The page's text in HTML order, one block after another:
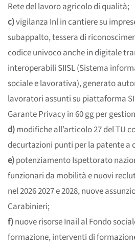
Rete del lavoro agricolo di qualità;
c)vigilanza Inl in cantiere su
subappalto, tessera di
codice univoco anche in digitale
interoperabili SIISL (Sistema
sociale e lavorativa), generato
lavoratori assunti su piattaforma
Garante Privacy in 60 gg per
d)modifiche all’articolo 27 del TU
decurtazioni punti per la patente a
e)potenziamento Ispettorato
funzionari da mobilità e nuovi
nel 2026 2027 e 2028, nuove
Carabinieri;
f)nuove risorse Inail al Fondo
formazione, interventi di